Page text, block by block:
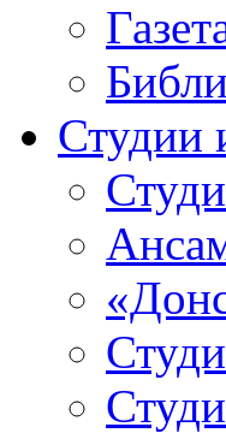
Студии